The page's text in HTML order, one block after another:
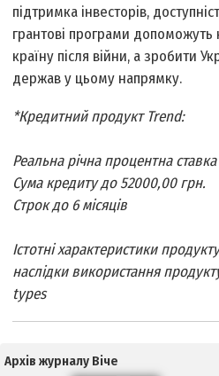
підтримка інвесторів,
грантові програми допоможуть
країну після війни, а зробити
держав у цьому напрямку.
*Кредитний продукт Trend:
Реальна річна процентна
Сума кредиту до 52000,00 грн.
Строк до 6 місяців
Істотні характеристики
наслідки використання
types
Архів журналу Віче